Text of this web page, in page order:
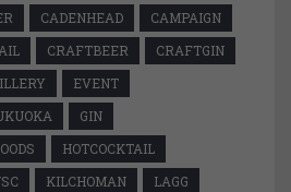
CADENHEAD
CAMPAIGN
CRAFTBEER
CRAFTGIN
EVENT
GIN
HOTCOCKTAIL
KILCHOMAN
LAGG